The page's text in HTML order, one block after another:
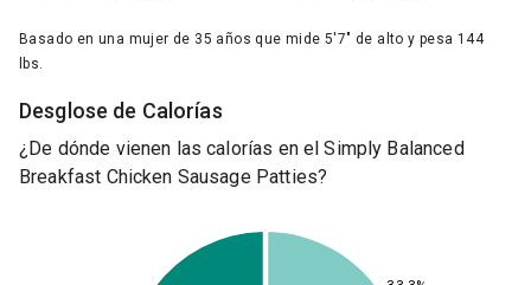
Basado en una mujer de 35 años que mide 5'7" de alto y pesa 144
lbs.
Desglose de Calorías
¿De dónde vienen las calorías en el Simply Balanced
Breakfast Chicken Sausage Patties?